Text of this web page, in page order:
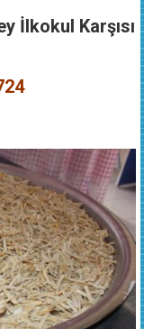
İlkokul Karşısı